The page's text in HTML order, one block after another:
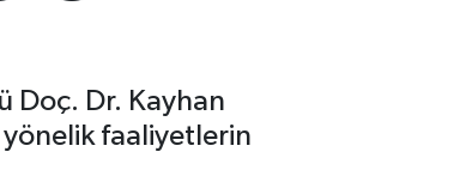
Doç. Dr. Kayhan
yönelik faaliyetlerin